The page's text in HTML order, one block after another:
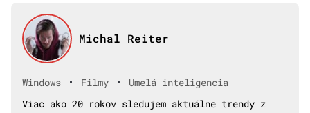
Michal Reiter
Windows • Filmy •
Umelá inteligencia
Viac ako 20 rokov sledujem aktuálne trendy z